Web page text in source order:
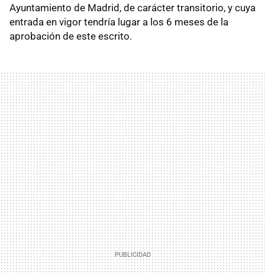
Ayuntamiento de Madrid, de carácter transitorio, y cuya
entrada en vigor tendría lugar a los 6 meses de la
aprobación de este escrito.